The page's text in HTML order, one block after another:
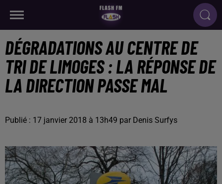
DÉGRADATIONS AU CENTRE DE
TRI DE LIMOGES : LA RÉPONSE DE
LA DIRECTION PASSE MAL
Publié : 17 janvier 2018 à 13h49 par Denis Surfys